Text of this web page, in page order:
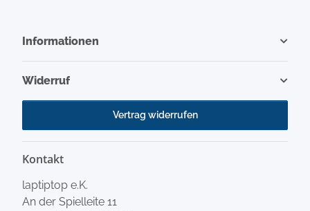
Informationen
Widerruf
Vertrag widerrufen
Kontakt
laptiptop e.K.
An der Spielleite 11